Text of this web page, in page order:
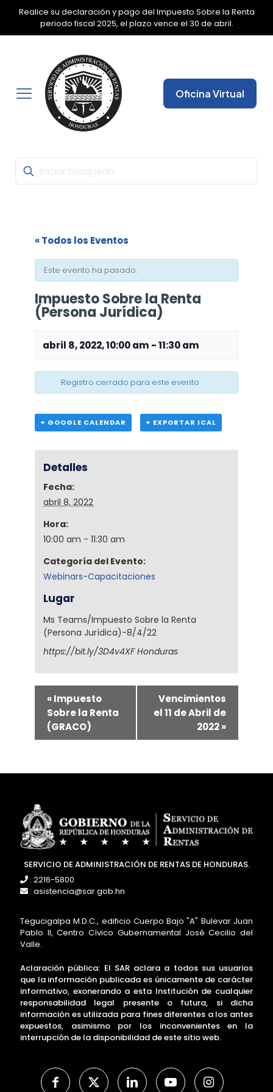
Realice su declaración y pago del Impuesto Sobre la Renta
periodo fiscal 2025, el plazo vence el 30 de abril.
✕
Oficina Virtual
« Todos los Eventos
Este evento ha pasado.
Impuesto Sobre la Renta
(Persona Jurídica)
abril 8, 2022, 10:00 am -11:30 am
Registro cerrado para este evento
+ GOOGLE CALENDAR + EXPORTAR ICAL
Detalles
Fecha:
abril 8, 2022
Hora:
10:00 am - 11:30 am
Categoría del Evento:
Webinars-Capacitaciones
Lugar
Ms Teams/Impuesto Sobre la Renta
(Persona Jurídica)-8/4/22
https://bit.ly/3D4v4XF Honduras
«Impuesto
Sobre la Renta
(GRACO)
Vencimientos
el 11 de Abril de
2022»
SERVICIO DE ADMINISTRACIÓN DE RENTAS DE HONDURAS.
: 2216-5800
: asistencia@sar.gob.hn
Tegucigalpa M.D.C., edificio Cuerpo Bajo "A" Bulevar Juan
Pablo II, Centro Cívico Gubernamental José Cecilio del
Valle.
Aclaración pública: El SAR aclara a todos sus usuarios
que la información publicada es únicamente de carácter
informativo, exonerando a esta Institución de cualquier
responsabilidad legal presente o futura, si dicha
información es utilizada para fines diferentes a los antes
expuestos, asimismo por los inconvenientes en la
interrupción de la disponibilidad de este sitio web.